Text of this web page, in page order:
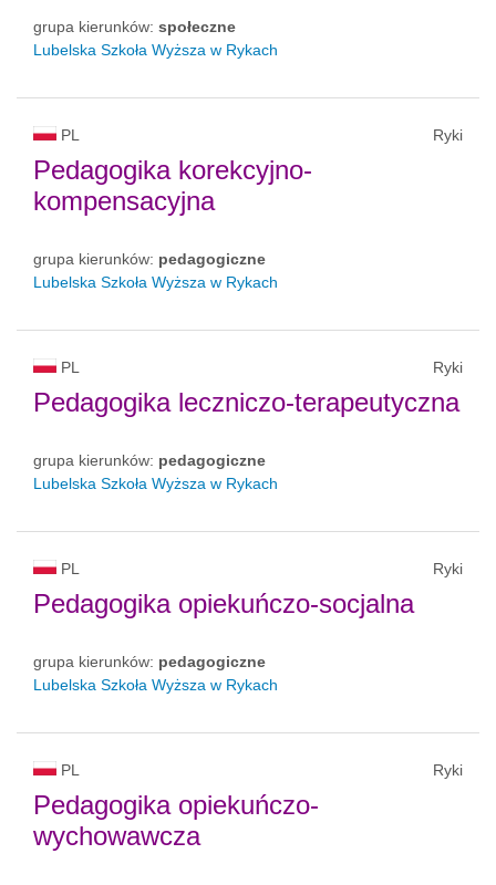
grupa kierunków: społeczne
Lubelska Szkoła Wyższa w Rykach
PL Ryki
Pedagogika korekcyjno-
kompensacyjna
grupa kierunków: pedagogiczne
Lubelska Szkoła Wyższa w Rykach
PL Ryki
Pedagogika leczniczo-terapeutyczna
grupa kierunków: pedagogiczne
Lubelska Szkoła Wyższa w Rykach
PL Ryki
Pedagogika opiekuńczo-socjalna
grupa kierunków: pedagogiczne
Lubelska Szkoła Wyższa w Rykach
PL Ryki
Pedagogika opiekuńczo-
wychowawcza